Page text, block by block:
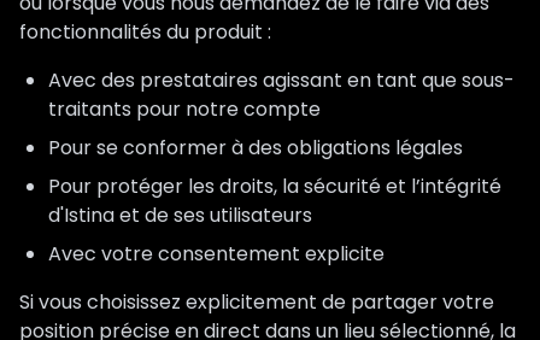
fonctionnalités du produit :
Avec des prestataires agissant en tant que sous-
traitants pour notre compte
Pour se conformer à des obligations légales
Pour protéger les droits, la sécurité et l’intégrité
d'Istina et de ses utilisateurs
Avec votre consentement explicite
Si vous choisissez explicitement de partager votre
position précise en direct dans un lieu sélectionné, la